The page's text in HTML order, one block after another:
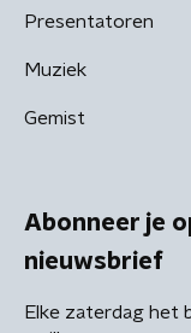
Presentatoren
Muziek
Gemist
Abonneer je
nieuwsbrief
Elke zaterdag het